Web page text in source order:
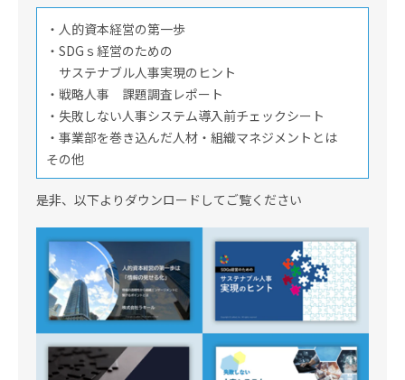
・人的資本経営の第一歩
・SDGｓ経営のための
サステナブル人事実現のヒント
・戦略人事 課題調査レポート
・失敗しない人事システム導入前チェックシート
・事業部を巻き込んだ人材・組織マネジメントとは
その他
是非、以下よりダウンロードしてご覧ください